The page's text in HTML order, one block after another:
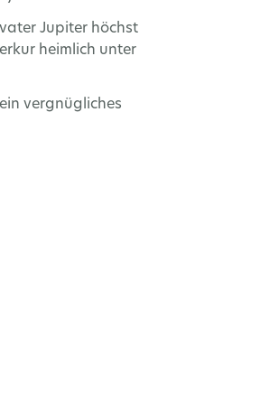
Jupiter höchst
heimlich unter
vergnügliches